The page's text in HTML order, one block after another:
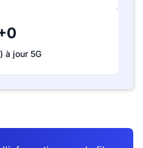
à jour 5G